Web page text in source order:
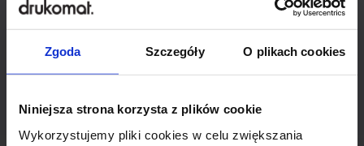
Zgoda Szczegóły O plikach cookies
Niniejsza strona korzysta z plików cookie
Wykorzystujemy pliki cookies w celu zwiększania
rozwiązania?
Odezwij się do nas, aby omówić
Skontaktuj się